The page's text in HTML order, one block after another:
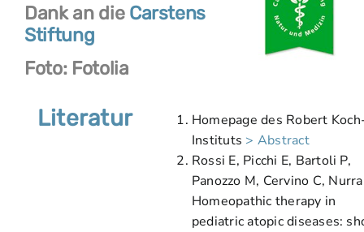
Dank an die Carstens
Stiftung
Foto: Fotolia
Literatur
Homepage des Robert
Instituts > Abstract
Rossi E, Picchi E, Bartoli P,
Panozzo M, Cervino C,
Homeopathic therapy in
pediatric atopic diseases: